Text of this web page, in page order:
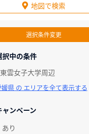
地図で検索
選択条件変更
択中の条件
雲女子大学周辺
媛県 の エリアを全て表示する
ャンペーン
あり